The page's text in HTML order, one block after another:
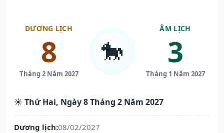
DƯƠNG LỊCH
8
Tháng 2 Năm 2027
🐎
ÂM LỊCH
3
Tháng 1 Năm 2027
☀️ Thứ Hai, Ngày 8 Tháng 2 Năm 2027
Dương lịch:08/02/2027